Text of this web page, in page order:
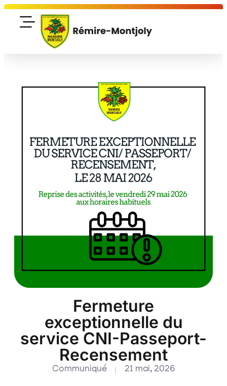
Fermeture
exceptionnelle du
service CNI-Passeport-
Recensement
Communiqué 21 mai, 2026